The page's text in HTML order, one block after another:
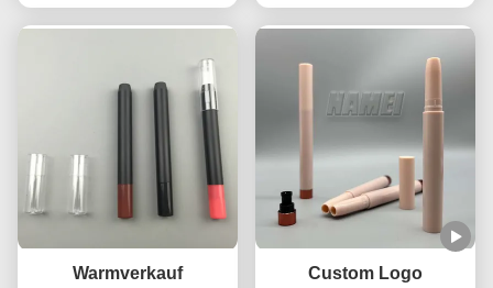
Warmverkauf
Custom Logo